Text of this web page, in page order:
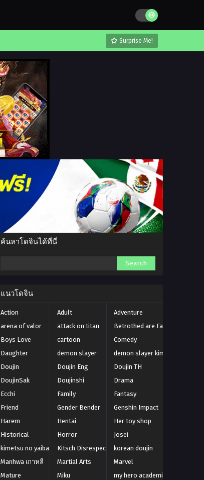
Surprise Me!
ค้นหาโดจินได้ที่นี่
แนวโดจิน
Action Adult
Adventure
arena of valor
attack on titan
Betrothed are Fair Game
Boys Love
cartoon
Comedy
Daughter
demon slayer
demon slayer kimetsu no yaiba
Doujin
Doujin Eng
Doujin TH
DoujinSak
Doujinshi
Drama
Ecchi
Family
Fantasy
Friend
Gender Bender
Genshin Impact
Harem
Hentai
Her toy shop
Historical
Horror
Josei
kimetsu no yaiba
Kitsch Disrespectful Bitchkorean doujin
Manhwa เกาหลี
Martial Arts
Marvel
Mature
Miku
my hero academia